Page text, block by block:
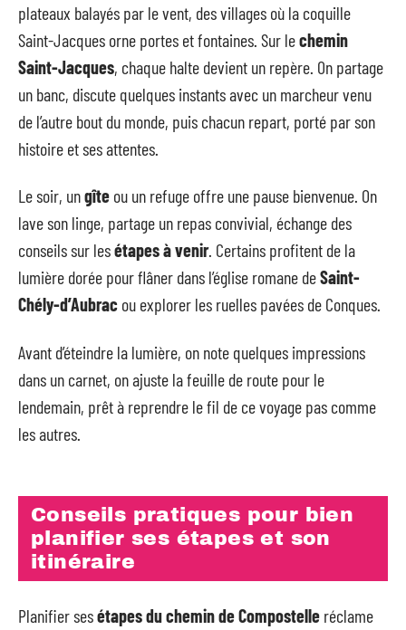
plateaux balayés par le vent, des villages où la coquille
Saint-Jacques orne portes et fontaines. Sur lechemin
Saint-Jacques, chaque halte devient un repère. On partage
un banc, discute quelques instants avec un marcheur venu
de l’autre bout du monde, puis chacun repart, porté par son
histoire et ses attentes.
Le soir, ungîte ou un refuge offre une pause bienvenue. On
lave son linge, partage un repas convivial, échange des
conseils sur lesétapes à venir. Certains profitent de la
lumière dorée pour flâner dans l’église romane deSaint-
Chély-d’Aubrac ou explorer les ruelles pavées de Conques.
Avant d’éteindre la lumière, on note quelques impressions
dans un carnet, on ajuste la feuille de route pour le
lendemain, prêt à reprendre le fil de ce voyage pas comme
les autres.
Conseils pratiques pour bien
planifier ses étapes et son
itinéraire
Planifier sesétapes du chemin de Compostelle réclame